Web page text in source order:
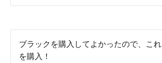
ブラックを購入してよかったので、こ
を購入！